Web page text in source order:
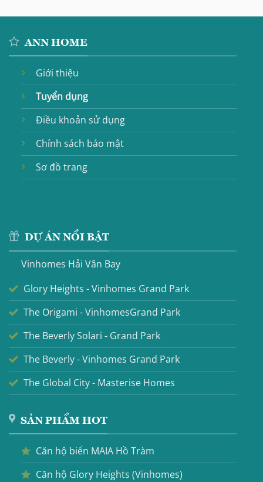
ANN HOME
Giới thiệu
Tuyển dụng
Điều khoản sử dụng
Chính sách bảo mật
Sơ đồ trang
DỰ ÁN NỔI BẬT
Vinhomes Hải Vân Bay
Glory Heights - Vinhomes Grand Park
The Origami - VinhomesGrand Park
The Beverly Solari - Grand Park
The Beverly - Vinhomes Grand Park
The Global City - Masterise Homes
SẢN PHẨM HOT
Căn hộ biển MAIA Hồ Tràm
Căn hộ Glory Heights (Vinhomes)